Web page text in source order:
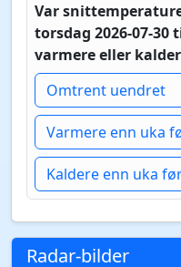
Var
torsdag 2026-07-30
varmere eller
Omtrent uendret
Varmere enn uka
Kaldere enn uka
Radar-bilder